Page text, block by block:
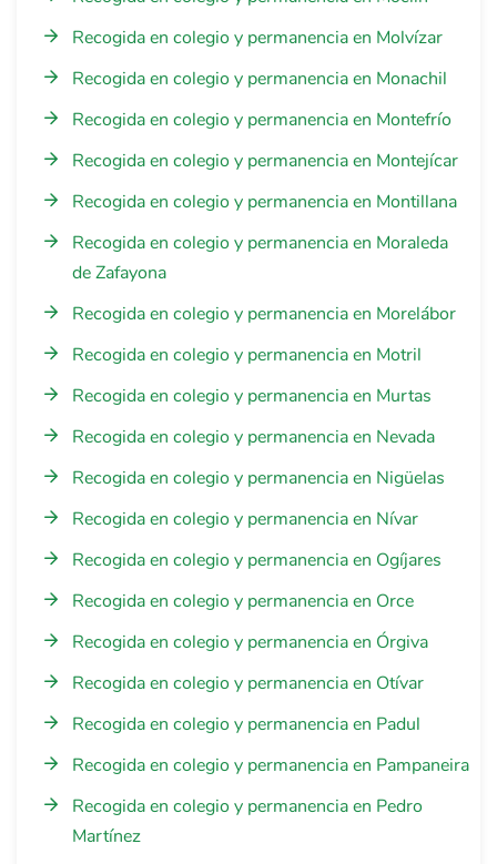
Recogida en colegio y permanencia en Molvízar
Recogida en colegio y permanencia en Monachil
Recogida en colegio y permanencia en Montefrío
Recogida en colegio y permanencia en Montejícar
Recogida en colegio y permanencia en Montillana
Recogida en colegio y permanencia en Moraleda
de Zafayona
Recogida en colegio y permanencia en Morelábor
Recogida en colegio y permanencia en Motril
Recogida en colegio y permanencia en Murtas
Recogida en colegio y permanencia en Nevada
Recogida en colegio y permanencia en Nigüelas
Recogida en colegio y permanencia en Nívar
Recogida en colegio y permanencia en Ogíjares
Recogida en colegio y permanencia en Orce
Recogida en colegio y permanencia en Órgiva
Recogida en colegio y permanencia en Otívar
Recogida en colegio y permanencia en Padul
Recogida en colegio y permanencia en Pampaneira
Recogida en colegio y permanencia en Pedro
Martínez